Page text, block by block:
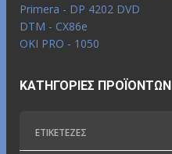
Primera - DP 4202 DVD
DTM - CX86e
OKI PRO - 1050
ΚΑΤΗΓΟΡΊΕΣ ΠΡΟΪΌΝΤΩΝ
ΕΤΙΚΕΤΈΖΕΣ